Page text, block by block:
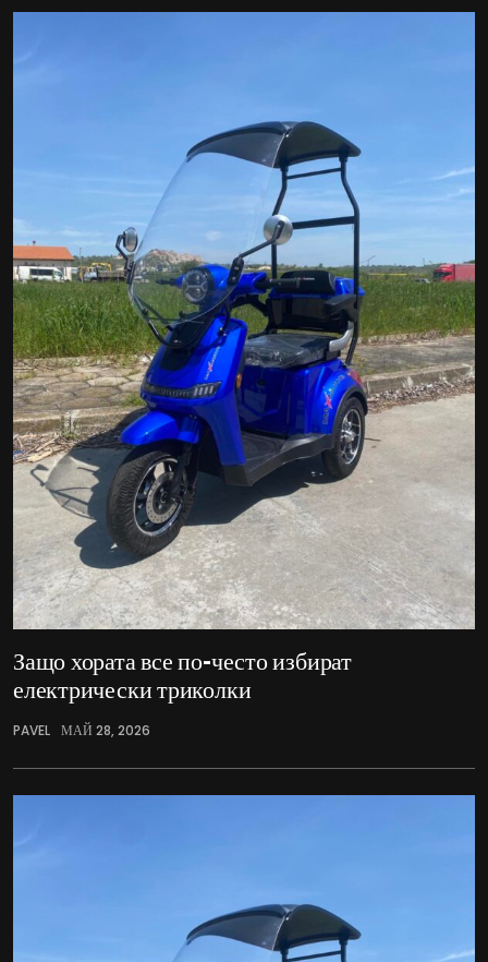
Защо хората все по-често избират
електрически триколки
PAVEL МАЙ 28, 2026